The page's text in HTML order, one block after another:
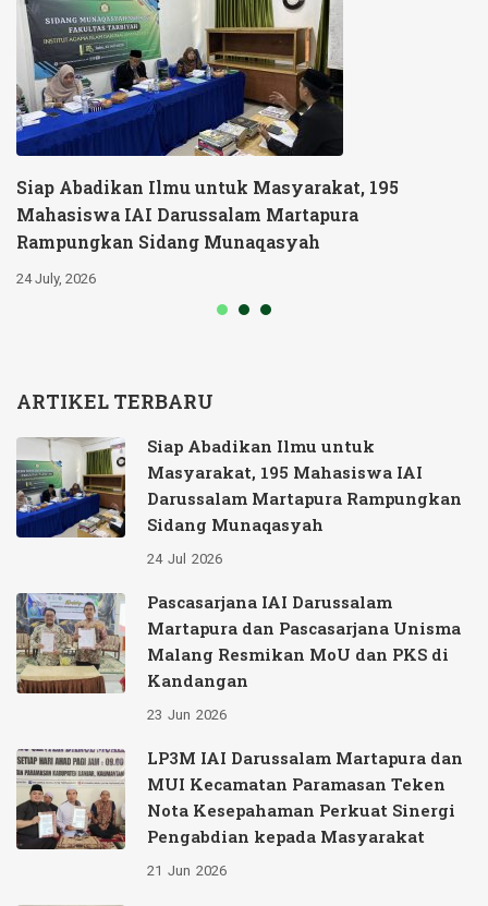
Siap Abadikan Ilmu untuk Masyarakat, 195
Mahasiswa IAI Darussalam Martapura
Rampungkan Sidang Munaqasyah
24 July, 2026
ARTIKEL TERBARU
Siap Abadikan Ilmu untuk
Masyarakat, 195 Mahasiswa IAI
Darussalam Martapura Rampungkan
Sidang Munaqasyah
24 Jul 2026
Pascasarjana IAI Darussalam
Martapura dan Pascasarjana Unisma
Malang Resmikan MoU dan PKS di
Kandangan
23 Jun 2026
LP3M IAI Darussalam Martapura dan
MUI Kecamatan Paramasan Teken
Nota Kesepahaman Perkuat Sinergi
Pengabdian kepada Masyarakat
21 Jun 2026